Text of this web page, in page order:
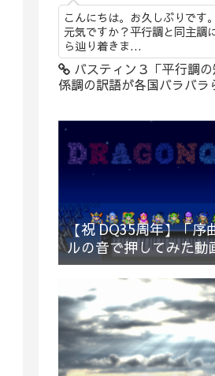
こんにちは。お久しぶりです
元気ですか？平行調と同主調
ら辿り着きま...
バスティン３「平行調
係調の訳語が各国バラバラ
【祝 DQ35周年】「序
ルの音で押してみた動